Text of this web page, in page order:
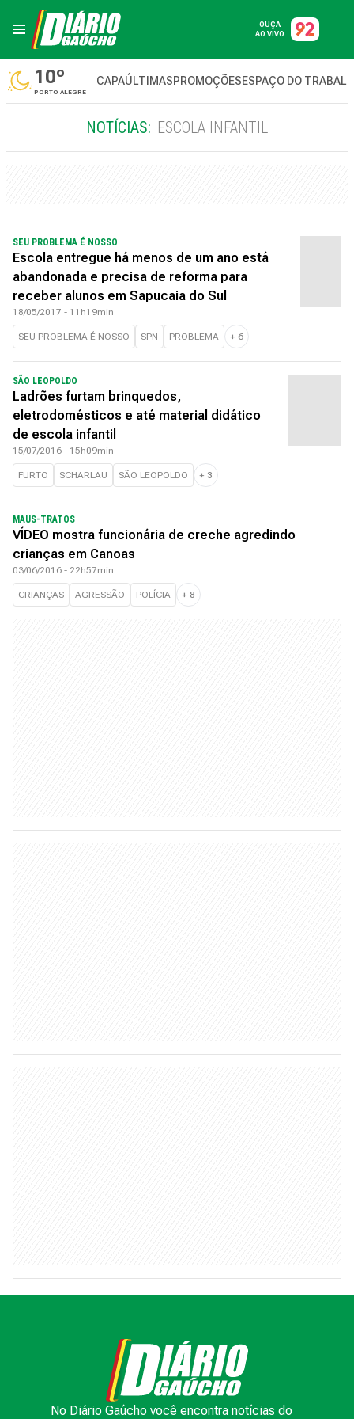
OUÇA
AO VIVO
10º
PORTO ALEGRE
CAPAÚLTIMASPROMOÇÕESESPAÇO DO
NOTÍCIAS: ESCOLA INFANTIL
SEU PROBLEMA É NOSSO
Escola entregue há menos de um ano está
abandonada e precisa de reforma para
receber alunos em Sapucaia do Sul
18/05/2017 - 11h19min
SEU PROBLEMA É NOSSO SPN PROBLEMA + 6
SÃO LEOPOLDO
Ladrões furtam brinquedos,
eletrodomésticos e até material didático
de escola infantil
15/07/2016 - 15h09min
FURTO SCHARLAU SÃO LEOPOLDO + 3
MAUS-TRATOS
VÍDEO mostra funcionária de creche agredindo
crianças em Canoas
03/06/2016 - 22h57min
CRIANÇAS AGRESSÃO POLÍCIA + 8
No Diário Gaúcho você encontra notícias do